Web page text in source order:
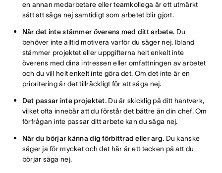
en annan medarbetare eller teamkollega är ett utmärkt
sätt att säga nej samtidigt som arbetet blir gjort.
När det inte stämmer överens med ditt arbete. Du
behöver inte alltid motivera varför du säger nej. Ibland
stämmer projektet eller uppgifterna helt enkelt inte
överens med dina intressen eller omfattningen av arbetet
och du vill helt enkelt inte göra det. Om det inte är en
prioritering är det tillräckligt för att säga nej.
Det passar inte projektet.Du är skicklig på ditt hantverk,
vilket ofta innebär att du förstår det bättre än din chef. Om
förfrågan inte passar ditt arbete kan du säga nej.
När du börjar känna dig förbittrad eller arg. Du kanske
säger ja för mycket och det här är ett tecken på att du
börjar säga nej.